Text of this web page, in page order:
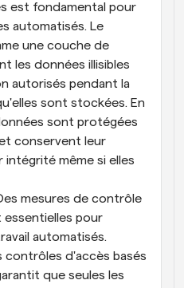
est fondamental pour
automatisés. Le
une couche de
les données illisibles
autorisés pendant la
sont stockées. En
sont protégées
conservent leur
même si elles
mesures de contrôle
pour
automatisés.
d'accès basés
que seules les